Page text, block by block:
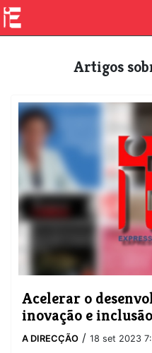
Artigos
Acelerar o
inovação e
A DIRECÇÃO / 18 set 2023